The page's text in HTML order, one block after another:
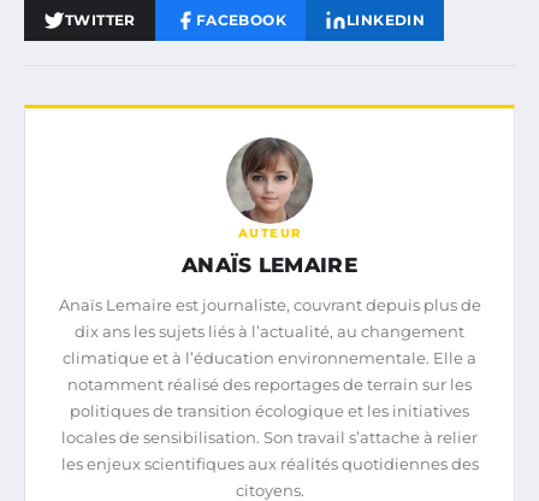
TWITTER FACEBOOK LINKEDIN
AUTEUR
ANAÏS LEMAIRE
Anaïs Lemaire est journaliste, couvrant depuis plus de
dix ans les sujets liés à l’actualité, au changement
climatique et à l’éducation environnementale. Elle a
notamment réalisé des reportages de terrain sur les
politiques de transition écologique et les initiatives
locales de sensibilisation. Son travail s’attache à relier
les enjeux scientifiques aux réalités quotidiennes des
citoyens.